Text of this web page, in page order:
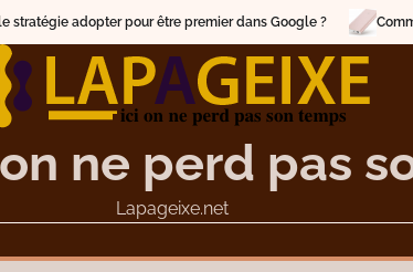
premier dans Google ? Comment choisir un
ne perd pas
Lapageixe.net